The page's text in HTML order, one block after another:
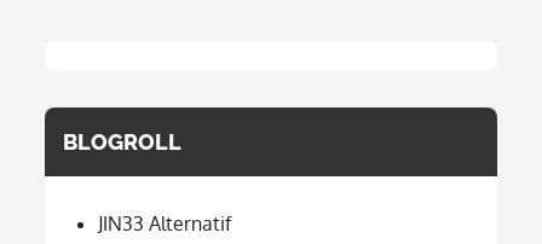
BLOGROLL
JIN33 Alternatif